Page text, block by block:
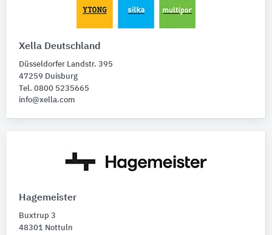
Xella Deutschland
Düsseldorfer Landstr. 395
47259 Duisburg
Tel. 0800 5235665
info@xella.com
Hagemeister
Buxtrup 3
48301 Nottuln